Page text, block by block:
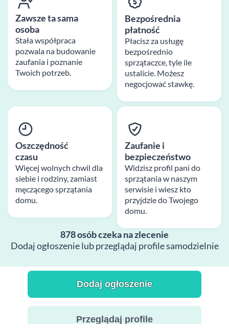
Zawsze ta sama
osoba
Stała współpraca
pozwala na budowanie
zaufania i poznanie
Twoich potrzeb.
Oszczędność
czasu
Więcej wolnych chwil dla
siebie i rodziny, zamiast
męczącego sprzątania
domu.
Bezpośrednia
płatność
Płacisz za usługę
bezpośrednio
sprzątaczce, tyle ile
ustalicie. Możesz
negocjować stawkę.
Zaufanie i
bezpieczeństwo
Widzisz profil pani do
sprzątania w naszym
serwisie i wiesz kto
przyjdzie do Twojego
domu.
878 osób czeka na zlecenie
Dodaj ogłoszenie lub przeglądaj profile samodzielnie
Dodaj ogłoszenie
Przeglądaj profile